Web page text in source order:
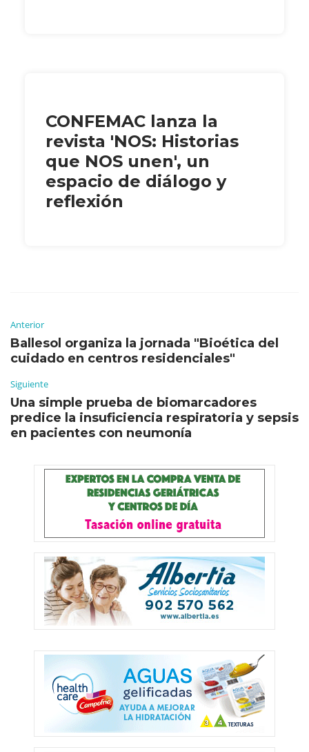
CONFEMAC lanza la
revista 'NOS: Historias
que NOS unen', un
espacio de diálogo y
reflexión
Anterior
Ballesol organiza la jornada "Bioética del
cuidado en centros residenciales"
Siguiente
Una simple prueba de biomarcadores
predice la insuficiencia respiratoria y sepsis
en pacientes con neumonía